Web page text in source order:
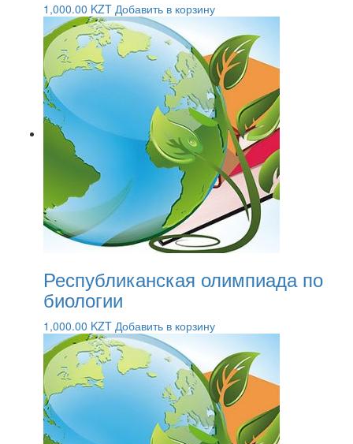
1,000.00 KZT Добавить в корзину
Республиканская олимпиада по
биологии
1,000.00 KZT Добавить в корзину